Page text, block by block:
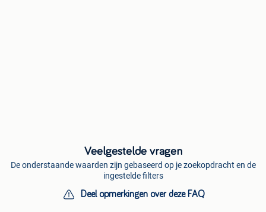
Veelgestelde vragen
De onderstaande waarden zijn gebaseerd op je zoekopdracht en de
ingestelde filters
Deel opmerkingen over deze FAQ